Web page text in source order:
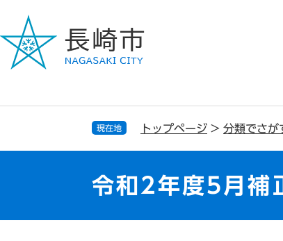
ジ
で
ュ
ば
現在地 トップページ > 分類でさが
令和2年度5月補